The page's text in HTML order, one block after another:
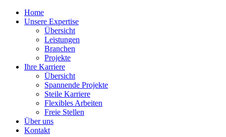
Home
Unsere Expertise
Übersicht
Leistungen
Branchen
Projekte
Ihre Karriere
Übersicht
Spannende Projekte
Steile Karriere
Flexibles Arbeiten
Freie Stellen
Über uns
Kontakt